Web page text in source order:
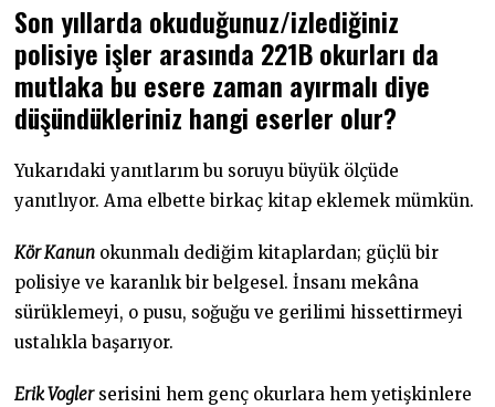
Son yıllarda okuduğunuz/izlediğiniz
polisiye işler arasında 221B okurları da
mutlaka bu esere zaman ayırmalı diye
düşündükleriniz hangi eserler olur?
Yukarıdaki yanıtlarım bu soruyu büyük ölçüde
yanıtlıyor. Ama elbette birkaç kitap eklemek mümkün.
Kör Kanun okunmalı dediğim kitaplardan; güçlü bir
polisiye ve karanlık bir belgesel. İnsanı mekâna
sürüklemeyi, o pusu, soğuğu ve gerilimi hissettirmeyi
ustalıkla başarıyor.
Erik Voglerserisini hem genç okurlara hem yetişkinlere